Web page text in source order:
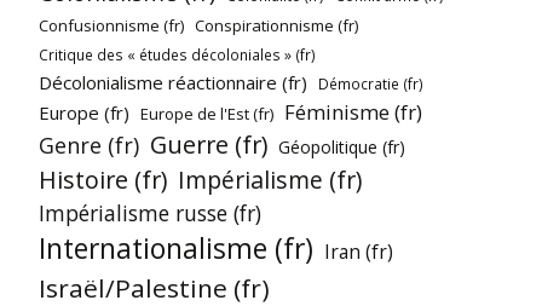
Confusionnisme (fr) Conspirationnisme (fr)
Critique des « études décoloniales » (fr)
Décolonialisme réactionnaire (fr) Démocratie (fr)
Europe (fr) Europe de l'Est (fr) Féminisme (fr)
Genre (fr) Guerre (fr) Géopolitique (fr)
Histoire (fr) Impérialisme (fr)
Impérialisme russe (fr)
Internationalisme (fr) Iran (fr)
Israël/Palestine (fr)